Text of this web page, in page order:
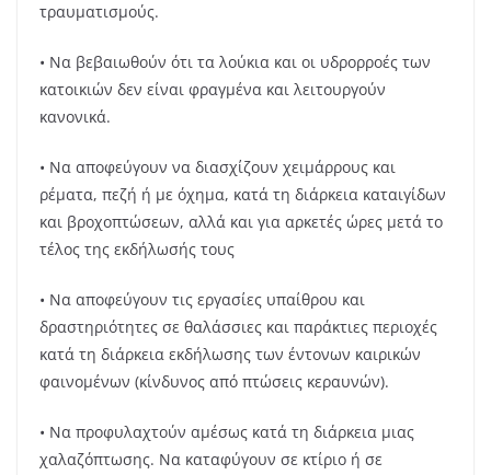
τραυματισμούς.
• Να βεβαιωθούν ότι τα λούκια και οι υδρορροές των
κατοικιών δεν είναι φραγμένα και λειτουργούν
κανονικά.
• Να αποφεύγουν να διασχίζουν χειμάρρους και
ρέματα, πεζή ή με όχημα, κατά τη διάρκεια καταιγίδων
και βροχοπτώσεων, αλλά και για αρκετές ώρες μετά το
τέλος της εκδήλωσής τους
• Να αποφεύγουν τις εργασίες υπαίθρου και
δραστηριότητες σε θαλάσσιες και παράκτιες περιοχές
κατά τη διάρκεια εκδήλωσης των έντονων καιρικών
φαινομένων (κίνδυνος από πτώσεις κεραυνών).
• Να προφυλαχτούν αμέσως κατά τη διάρκεια μιας
χαλαζόπτωσης. Να καταφύγουν σε κτίριο ή σε